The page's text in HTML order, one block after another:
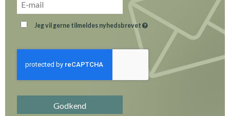
Jeg vil gerne tilmeldes nyhedsbrevet
Godkend